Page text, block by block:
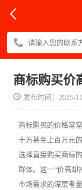
商标购买价
发布时间：2025-
商标购买的价格常
十万甚至上百万元
选择直接购买商标
群体。这一“价高却
市场需求的深层考